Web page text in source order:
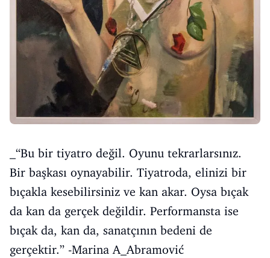
_“Bu bir tiyatro değil. Oyunu tekrarlarsınız.
Bir başkası oynayabilir. Tiyatroda, elinizi bir
bıçakla kesebilirsiniz ve kan akar. Oysa bıçak
da kan da gerçek değildir. Performansta ise
bıçak da, kan da, sanatçının bedeni de
gerçektir.” -Marina A_Abramović